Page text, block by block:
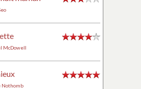
McDowell
Nothomb